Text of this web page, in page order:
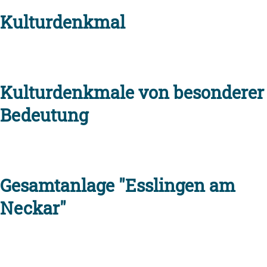
Kulturdenkmal
Kulturdenkmale von besonderer
Bedeutung
Gesamtanlage "Esslingen am
Neckar"